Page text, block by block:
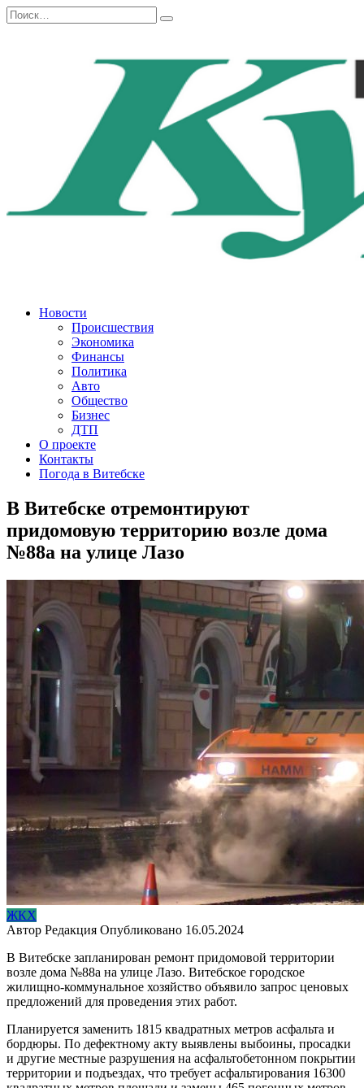
Перейти
к
Search
for:
Новости
Происшествия
Экономика
Финансы
Политика
Авто
Общество
Бизнес
ДТП
О проекте
Контакты
Погода в Витебске
В Витебске отремонтируют
придомовую территорию возле дома
№88а на улице Лазо
ЖКХ
Автор Редакция Опубликовано 16.05.2024
В Витебске запланирован ремонт придомовой территории
возле дома №88а на улице Лазо. Витебское городское
жилищно-коммунальное хозяйство объявило запрос ценовых
предложений для проведения этих работ.
Планируется заменить 1815 квадратных метров асфальта и
бордюры. По дефектному акту выявлены выбоины, просадки
и другие местные разрушения на асфальтобетонном покрытии
территории и подъездах, что требует асфальтирования 16300